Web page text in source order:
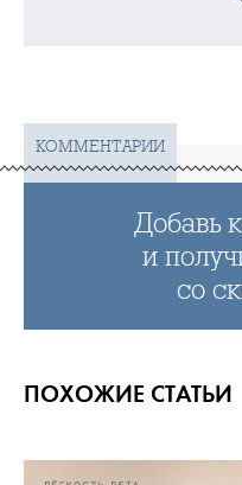
КОММЕНТАРИИ
Добавь
и
со
ПОХОЖИЕ СТАТЬИ